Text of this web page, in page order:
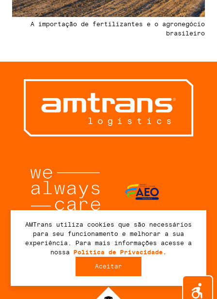
A importação de fertilizantes e o agronegócio
brasileiro
Conecte-se
2026 © AMTrans Logistics. Todos os direitos reservados.
AMTrans utiliza cookies que são necessários
para seu funcionamento e melhorar a sua
experiência. Para mais informações acesse a
nossa Política de Privacidade.
Aceitar